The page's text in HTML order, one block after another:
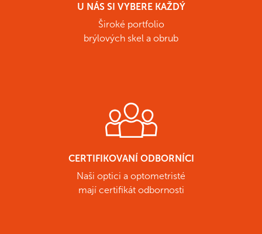
U NÁS SI VYBERE KAŽDÝ
Široké portfolio
brýlových skel a obrub
CERTIFIKOVANÍ ODBORNÍCI
Naši optici a optometristé
mají certifikát odbornosti